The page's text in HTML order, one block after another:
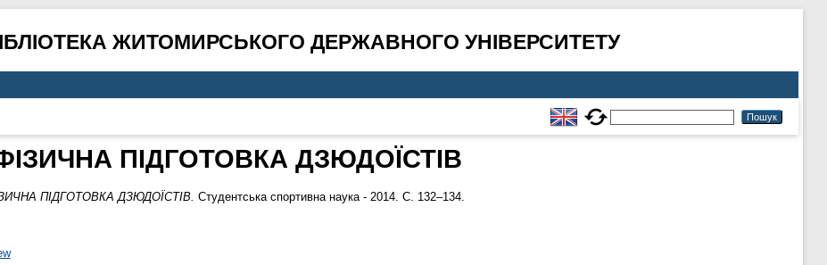
ЖИТОМИРСЬКОГО ДЕРЖАВНОГО УНІВЕРСИТЕТУ
ПІДГОТОВКА ДЗЮДОЇСТІВ
ПІДГОТОВКА ДЗЮДОЇСТІВ. Студентська спортивна наука - 2014. С. 132–134.